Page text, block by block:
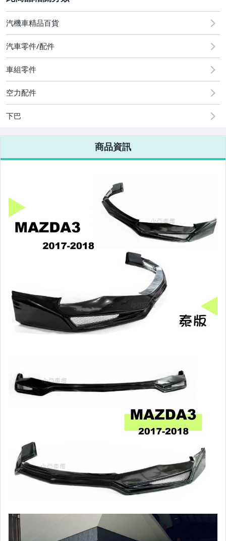
其他汽車零配件
原廠=規格大燈.正廠大燈
改裝=R8燈眉款DRL大燈
改裝=光圈魚眼大燈.一般魚眼大燈
客製=光圈魚眼導光條日行燈系列
超薄型HID氙氣燈泡.大燈燈泡
通用型DRL日行燈.R8日行燈
LED側燈.晶鑽.燻黑.黃側燈
原廠型尾燈.紅白晶鑽尾燈
原廠型霧燈.晶鑽及燻黑霧燈.
BMW光圈燈泡.CCFL光圈
LED第三剎車燈.LED燈泡
各車系專用DRL日行燈
前後保桿.前後下巴.側裙.尾翼
汽機車精品百貨
汽車零件/配件
車組零件
空力配件
下巴
商品資訊